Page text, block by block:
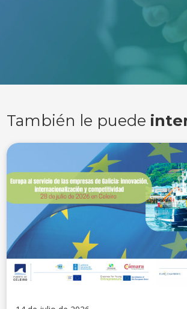
También le puede